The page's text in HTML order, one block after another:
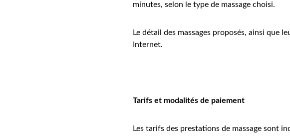
minutes, selon le type de massage choisi.
Le détail des massages proposés, ainsi que
Internet.
Tarifs et modalités de paiement
Les tarifs des prestations de massage sont